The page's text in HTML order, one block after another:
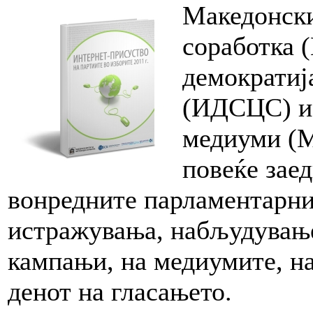
(ИДСЦС) и
медиуми
повеќе
вонредните
истражувања,
кампањи, на медиумите,
денот на гласањето.